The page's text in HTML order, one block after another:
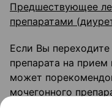
Предшествующее
препаратами
Если Вы
препарата на прием
может
мочегонного